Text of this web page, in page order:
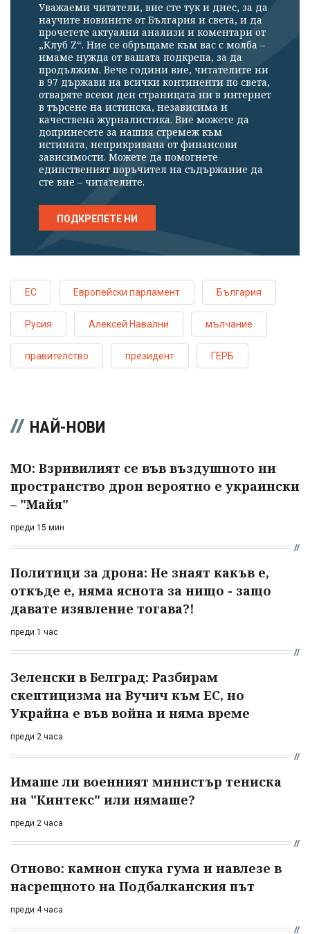
Уважаеми читатели, вие сте тук и днес, за да
научите новините от България и света, и да
прочетете актуални анализи и коментари от
„Клуб Z“. Ние се обръщаме към вас с молба –
имаме нужда от вашата подкрепа, за да
продължим. Вече години вие, читателите ни
в 97 държави на всички континенти по света,
отваряте всеки ден страницата ни в интернет
в търсене на истинска, независима и
качествена журналистика. Вие можете да
допринесете за нашия стремеж към
истината, неприкривана от финансови
зависимости. Можете да помогнете
единственият поръчител на съдържание да
сте вие – читателите.
ПОДКРЕПЕТЕ НИ
ЕС Европейски парламент България
Русия Алексей Навални мълчание
правителство президент ГЕРБ
НАЙ-НОВИ
МО: Взривилият се във въздушното ни
пространство дрон вероятно е украински
– "Майя"
преди 15 мин
Политици за дрона: Не знаят какъв е,
откъде е, няма яснота за нищо - защо
давате изявление тогава?!
преди 1 час
Зеленски в Белград: Разбирам
скептицизма на Вучич към ЕС, но
Украйна е във война и няма време
преди 2 часа
Имаше ли военният министър тениска
на "Кинтекс" или нямаше?
преди 2 часа
Отново: камион спука гума и навлезе в
насрещното на Подбалканския път
преди 4 часа